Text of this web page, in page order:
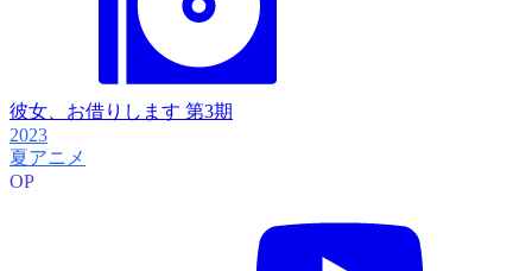
彼女、お借りします 第3期
2023
夏アニメ
OP